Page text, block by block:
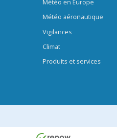
Météo en Europe
Météo aéronautique
Vigilances
Climat
Produits et services